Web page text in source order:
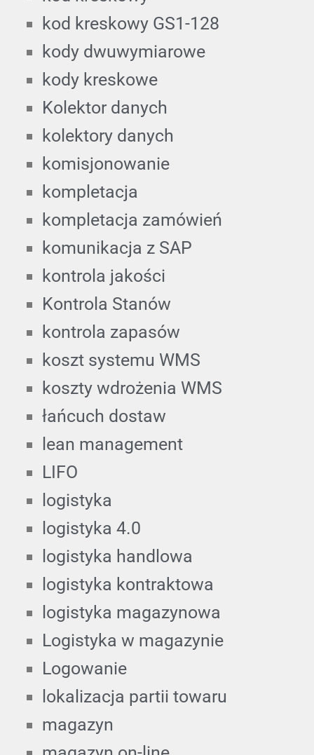
kod kreskowy GS1-128
kody dwuwymiarowe
kody kreskowe
Kolektor danych
kolektory danych
komisjonowanie
kompletacja
kompletacja zamówień
komunikacja z SAP
kontrola jakości
Kontrola Stanów
kontrola zapasów
koszt systemu WMS
koszty wdrożenia WMS
łańcuch dostaw
lean management
LIFO
logistyka
logistyka 4.0
logistyka handlowa
logistyka kontraktowa
logistyka magazynowa
Logistyka w magazynie
Logowanie
lokalizacja partii towaru
magazyn